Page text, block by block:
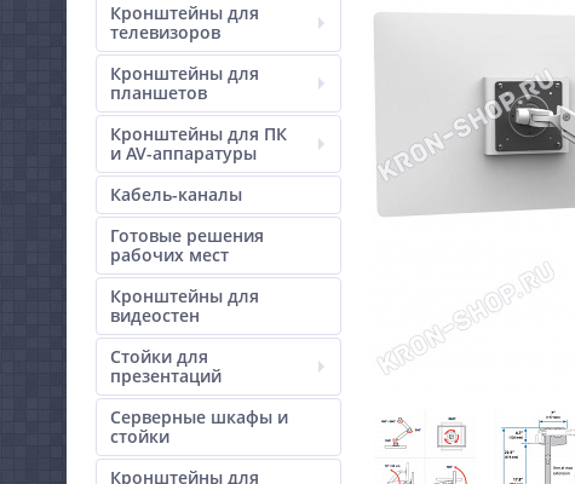
Кронштейны для
телевизоров
Кронштейны для
планшетов
Кронштейны для ПК
и AV-аппаратуры
Кабель-каналы
Готовые решения
рабочих мест
Кронштейны для
видеостен
Стойки для
презентаций
Серверные шкафы и
стойки
Кронштейны для